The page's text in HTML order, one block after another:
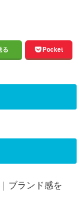
る Pocket
ブランド感を